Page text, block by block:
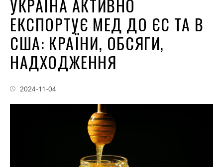
УКРАЇНА АКТИВНО
ЕКСПОРТУЄ МЕД ДО ЄС ТА В
США: КРАЇНИ, ОБСЯГИ,
НАДХОДЖЕННЯ
2024-11-04